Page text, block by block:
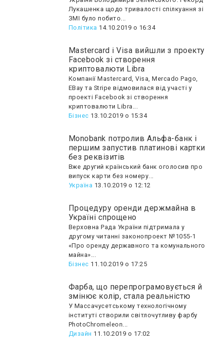
Лукашенка щодо тривалості спілкуання зі
ЗМІ було побито...
Політика 14.10.2019 о 16:34
Mastercard і Visa вийшли з проекту
Facebook зі створення
криптовалюти Libra
Компанії Mastercard, Visa, Mercado Pago,
EBay та Stripe відмовилася від участі у
проекті Facebook зі створення
криптовалюти Libra...
Бізнес 13.10.2019 о 15:34
Monobank потролив Альфа-банк і
першим запустив платинові картки
без реквізитів
Вже другий країнський банк оголосив про
випуск карти без номеру...
Україна 13.10.2019 о 12:12
Процедуру оренди держмайна в
Україні спрощено
Верховна Рада України підтримала у
другому читанні законопроект №1055-1
«Про оренду державного та комунального
майна»...
Бізнес 11.10.2019 о 17:25
Фарба, що перепрограмовується й
змінює колір, стала реальністю
У Массачусетському технологічному
інституті створили світлочутливу фарбу
PhotoChromeleon...
Дизайн 11.10.2019 о 17:02